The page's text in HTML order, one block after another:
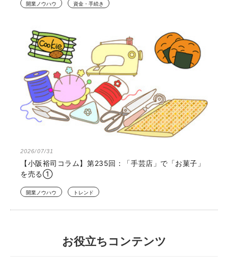
開業ノウハウ 資金・手続き
2026/07/31
【小阪裕司コラム】第235回：「手芸店」で「お菓子」
を売る①
開業ノウハウ トレンド
お役立ちコンテンツ